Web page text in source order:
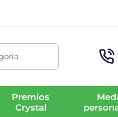
Premios
Crystal